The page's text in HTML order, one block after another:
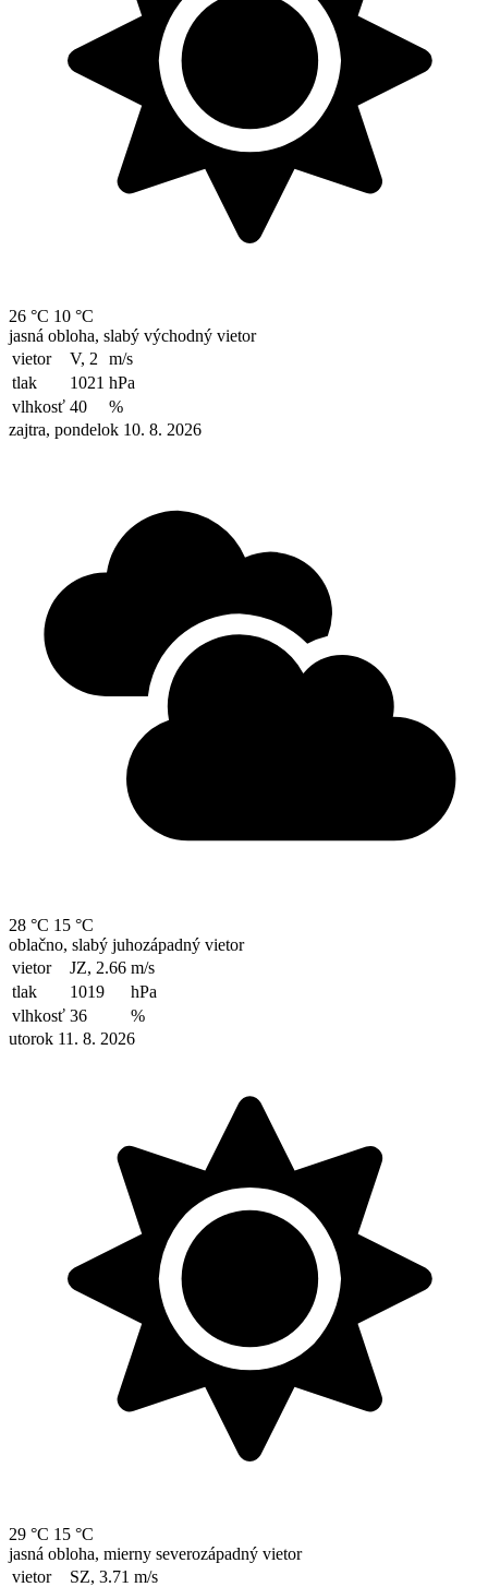
26 °C 10 °C
jasná obloha, slabý východný vietor
vietor
V, 2
m/s
tlak
1021 hPa
vlhkosť 40
%
zajtra, pondelok 10. 8. 2026
28 °C 15 °C
oblačno, slabý juhozápadný vietor
vietor
JZ, 2.66 m/s
tlak
1019
hPa
vlhkosť 36
%
utorok 11. 8. 2026
29 °C 15 °C
jasná obloha, mierny severozápadný vietor
vietor
SZ, 3.71 m/s